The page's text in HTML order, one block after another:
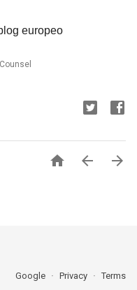
europeo
  
Google Privacy Terms